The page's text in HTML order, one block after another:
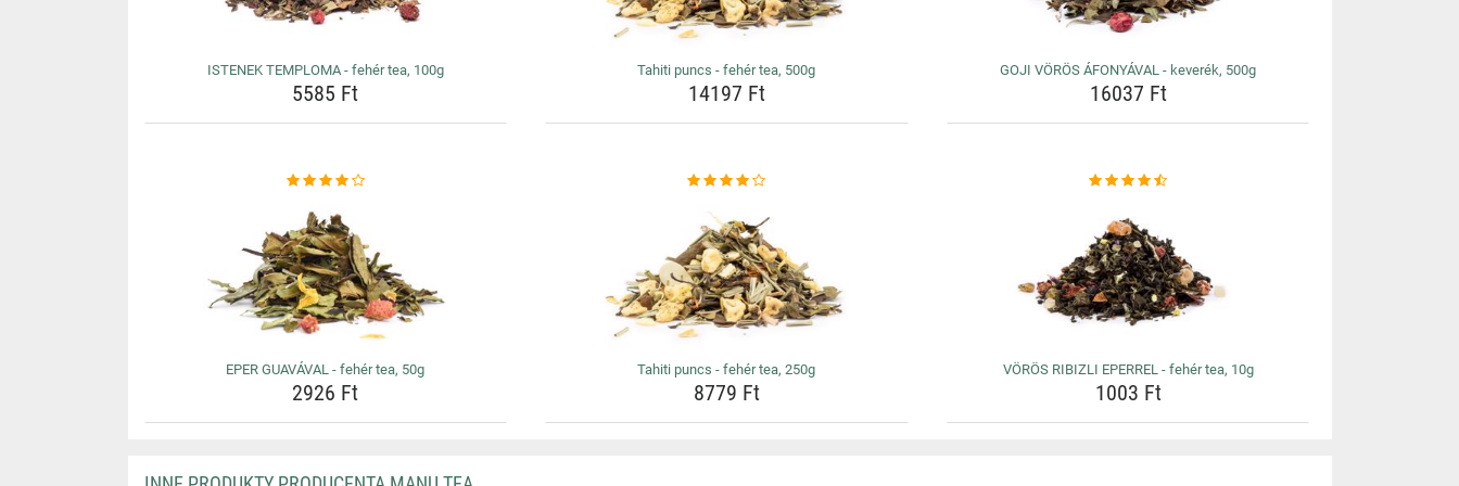
ISTENEK TEMPLOMA - fehér tea, 100g
5585 Ft
Tahiti puncs - fehér tea, 500g
14197 Ft
GOJI VÖRÖS ÁFONYÁVAL - keverék, 500g
16037 Ft
EPER GUAVÁVAL - fehér tea, 50g
2926 Ft
Tahiti puncs - fehér tea, 250g
8779 Ft
VÖRÖS RIBIZLI EPERREL - fehér tea, 10g
1003 Ft